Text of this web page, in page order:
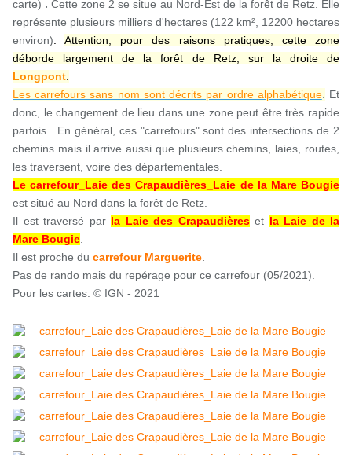
carte)
Cette zone 2 se situe au Nord-Est de la forêt de Retz. Elle
représente plusieurs milliers d'hectares (122 km², 12200 hectares
environ) .Attention, pour des raisons pratiques, cette zone
déborde largement de la forêt de Retz, sur la droite de
Longpont
Les carrefours sans nom sont décrits par ordre alphabétique.
Et
donc, le changement de lieu dans une zone peut être très rapide
parfois. En général, ces "carrefours" sont des intersections de 2
chemins mais il arrive aussi que plusieurs chemins, laies, routes,
les traversent, voire des départementales.
Le carrefour_Laie des Crapaudières_Laie de la Mare Bougie
est situé au Nord dans la forêt de Retz.
Il est traversé par la Laie des Crapaudièreset la Laie de la
Mare Bougie
Il est proche du carrefour Marguerite
Pas de rando mais du repérage pour ce carrefour (05/2021).
Pour les cartes: © IGN - 2021